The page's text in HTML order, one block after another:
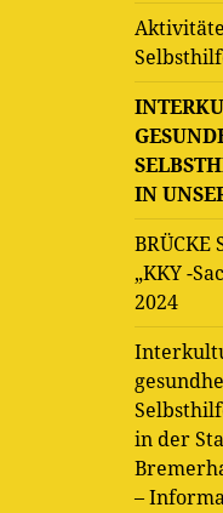
IN
BRÜCKE
„KKY -
2024
in der
–